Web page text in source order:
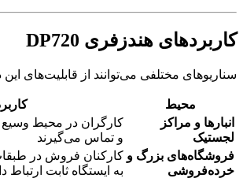
کاربردهای هندزفری DP720
سناریوهای مختلفی می‌توانند از قابلیت‌های این
محیط
انبارها و مراکز
لجستیک
کارگران در محیط وسیع
و تماس می‌گیرند
فروشگاه‌های بزرگ و
خرده‌فروشی
کارکنان فروش در
به ایستگاه ثابت ارتباط